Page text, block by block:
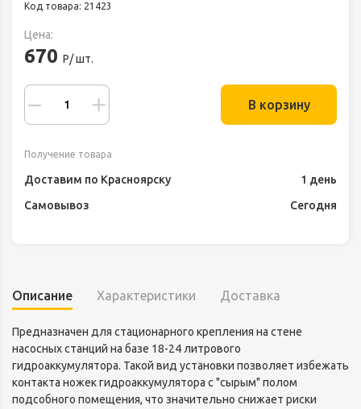
Код товара: 21423
Цена:
670 Р/ шт.
В корзину
Получение товара
Доставим по Красноярску
1 день
Самовывоз
Сегодня
Описание Характеристики Доставка
Предназначен для стационарного крепления на стене
насосных станций на базе 18-24 литрового
гидроаккумулятора. Такой вид установки позволяет избежать
контакта ножек гидроаккумулятора с "сырым" полом
подсобного помещения, что значительно снижает риски